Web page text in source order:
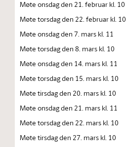
Møte onsdag den 21. februar kl. 10
Møte torsdag den 22. februar kl. 10
Møte onsdag den 7. mars kl. 11
Møte torsdag den 8. mars kl. 10
Møte onsdag den 14. mars kl. 11
Møte torsdag den 15. mars kl. 10
Møte tirsdag den 20. mars kl. 10
Møte onsdag den 21. mars kl. 11
Møte torsdag den 22. mars kl. 10
Møte tirsdag den 27. mars kl. 10